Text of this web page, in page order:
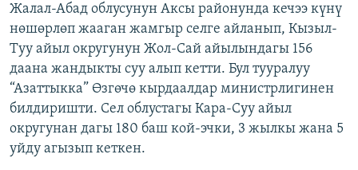
БИЗ ЖАНА ДҮЙНӨ
ДАНИСТЕ
ЭЖЕ-СИҢДИЛЕР
ЫҢГАЙСЫЗ СУРООЛОР
Русский
ОНЛАЙН ШЕРИНЕ
Жалал-Абад облусунун Аксы районунда кечээ күнү
нөшөрлөп жааган жамгыр селге айланып, Кызыл-
Туу айыл округунун Жол-Сай айылындагы 156
даана жандыкты суу алып кетти. Бул тууралуу
“Азаттыкка” Өзгөчө кырдаалдар министрлигинен
билдиришти. Сел облустагы Кара-Суу айыл
округунан дагы 180 баш кой-эчки, 3 жылкы жана 5
уйду агызып кеткен.